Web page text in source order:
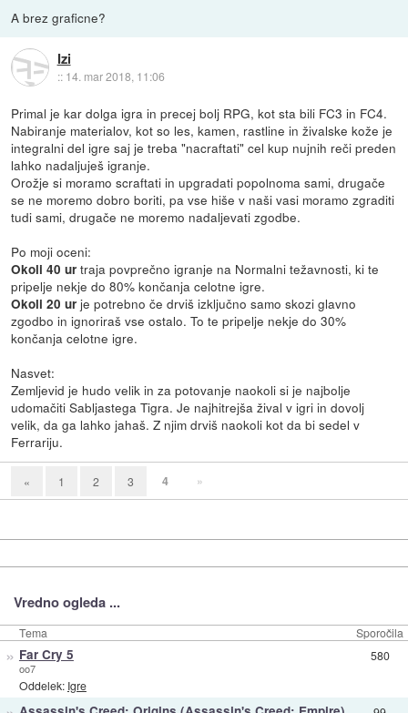
A brez graficne?
Izi
:: 14. mar 2018, 11:06
Primal je kar dolga igra in precej bolj RPG, kot sta bili FC3 in FC4.
Nabiranje materialov, kot so les, kamen, rastline in živalske kože je
integralni del igre saj je treba "nacraftati" cel kup nujnih reči preden
lahko nadaljuješ igranje.
Orožje si moramo scraftati in upgradati popolnoma sami, drugače
se ne moremo dobro boriti, pa vse hiše v naši vasi moramo zgraditi
tudi sami, drugače ne moremo nadaljevati zgodbe.
Po moji oceni:
Okoli 40 ur traja povprečno igranje na Normalni težavnosti, ki te
pripelje nekje do 80% končanja celotne igre.
Okoli 20 ur je potrebno če drviš izključno samo skozi glavno
zgodbo in ignoriraš vse ostalo. To te pripelje nekje do 30%
končanja celotne igre.
Nasvet:
Zemljevid je hudo velik in za potovanje naokoli si je najbolje
udomačiti Sabljastega Tigra. Je najhitrejša žival v igri in dovolj
velik, da ga lahko jahaš. Z njim drviš naokoli kot da bi sedel v
Ferrariju.
« 1 2 3 4 »
Vredno ogleda ...
Tema Sporočila
» Far Cry 5
oo7
Oddelek: Igre
580